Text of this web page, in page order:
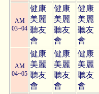
AM
03~04
健康
美麗
聽友
會
健康
美麗
聽友
會
健康
美麗
聽友
會
AM
04~05
健康
美麗
聽友
會
健康
美麗
聽友
會
健康
美麗
聽友
會